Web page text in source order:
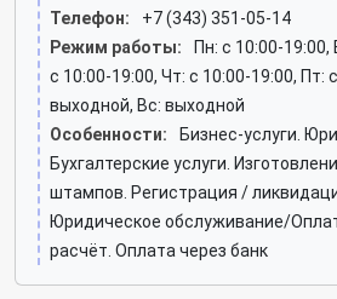
Телефон:
+7 (343) 351-05-14
Режим работы:
Пн: c 10:00-19:00,
c 10:00-19:00, Чт: c 10:00-19:00, Пт:
выходной, Вс: выходной
Особенности:
Бизнес-услуги.
Бухгалтерские услуги.
штампов. Регистрация /
Юридическое обслуживание/
расчёт. Оплата через банк